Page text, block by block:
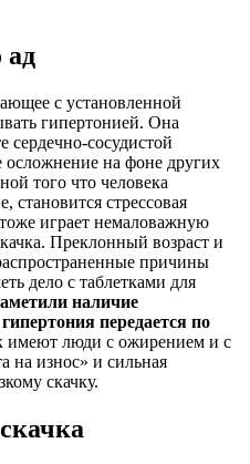
с установленной
гипертонией. Она
сердечно-сосудистой
на фоне других
того что человека
становится стрессовая
играет немаловажную
Преклонный возраст и
причины
дело с таблетками для
наличие
передается по
люди с ожирением и с
на износ» и сильная
скачку.